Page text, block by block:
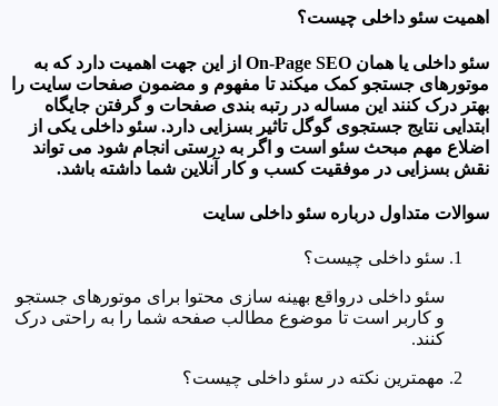
اهمیت سئو داخلی چیست؟
سئو داخلی یا همان On-Page SEO از این جهت اهمیت دارد که به
موتورهای جستجو کمک میکند تا مفهوم و مضمون صفحات سایت را
بهتر درک کنند این مساله در رتبه بندی صفحات و گرفتن جایگاه
ابتدایی نتایج جستجوی گوگل تاثیر بسزایی دارد. سئو داخلی یکی از
اضلاع مهم مبحث سئو است و اگر به درستی انجام شود می تواند
نقش بسزایی در موفقیت کسب و کار آنلاین شما داشته باشد.
سوالات متداول درباره سئو داخلی سایت
سئو داخلی چیست؟
سئو داخلی درواقع بهینه سازی محتوا برای موتورهای جستجو
و کاربر است تا موضوع مطالب صفحه شما را به راحتی درک
کنند.
مهمترین نکته در سئو داخلی چیست؟